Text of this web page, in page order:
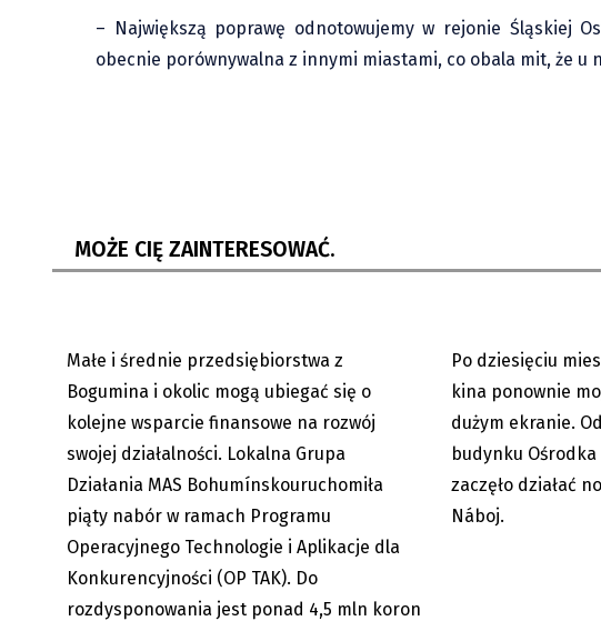
– Największą poprawę odnotowujemy w rejonie Śląskiej
obecnie porównywalna z innymi miastami, co obala mit, że u
MOŻE CIĘ ZAINTERESOWAĆ.
Małe i średnie przedsiębiorstwa z
Bogumina i okolic mogą ubiegać się o
kolejne wsparcie finansowe na rozwój
swojej działalności. Lokalna Grupa
Działania MAS Bohumínskouruchomiła
piąty nabór w ramach Programu
Operacyjnego Technologie i Aplikacje dla
Konkurencyjności (OP TAK). Do
rozdysponowania jest ponad 4,5 mln koron
Po dziesięciu
kina ponownie
dużym ekranie.
budynku
zaczęło działać
Náboj.